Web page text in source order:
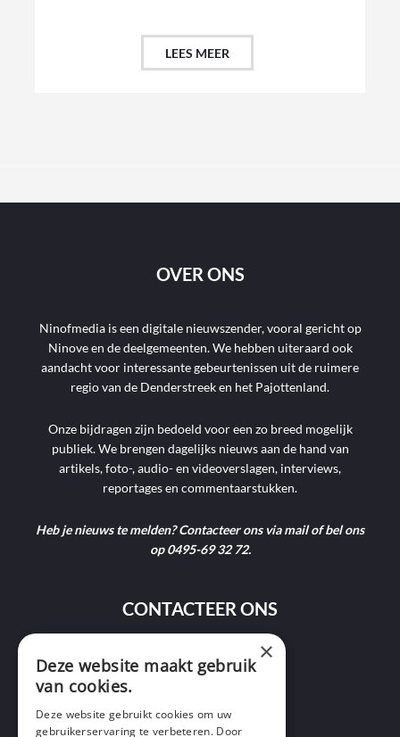
LEES MEER
OVER ONS
Ninofmedia is een digitale nieuwszender, vooral gericht op
Ninove en de deelgemeenten. We hebben uiteraard ook
aandacht voor interessante gebeurtenissen uit de ruimere
regio van de Denderstreek en het Pajottenland.
Onze bijdragen zijn bedoeld voor een zo breed mogelijk
publiek. We brengen dagelijks nieuws aan de hand van
artikels, foto-, audio- en videoverslagen, interviews,
reportages en commentaarstukken.
Heb je nieuws te melden? Contacteer ons via mail of bel ons
op 0495-69 32 72.
CONTACTEER ONS
9400 Ninove ×
Deze website maakt gebruik
van cookies.
Deze website gebruikt cookies om uw
gebruikerservaring te verbeteren. Door